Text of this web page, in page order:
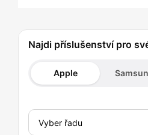
Najdi příslušenství pro
Apple